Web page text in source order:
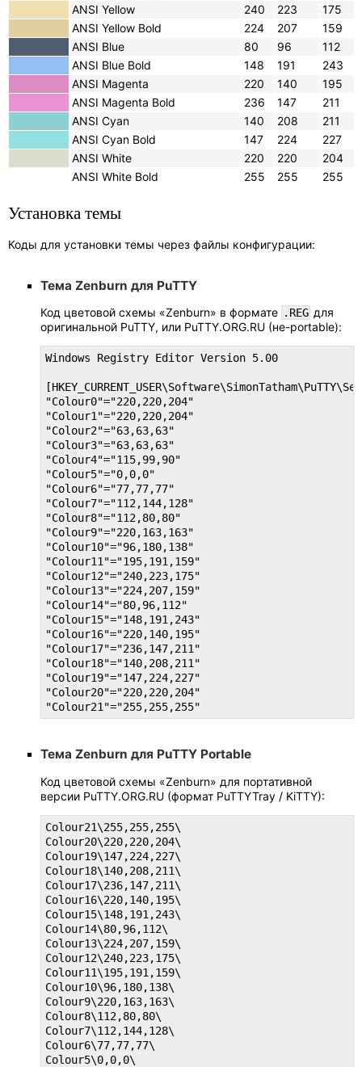
ANSI Yellow
240 223
175
ANSI Yellow Bold
224 207
159
ANSI Blue
80 96
112
ANSI Blue Bold
148 191
243
ANSI Magenta
220 140
195
ANSI Magenta Bold
236 147
211
ANSI Cyan
140 208
211
ANSI Cyan Bold
147 224
227
ANSI White
220 220
204
ANSI White Bold
255 255 255
Установка темы
Коды для установки темы через файлы конфигурации:
Тема Zenburn для PuTTY
Код цветовой схемы «Zenburn» в формате .REG для
оригинальной PuTTY, или PuTTY.ORG.RU (не-portable):
Windows Registry Editor Version 5.00
"Colour0"="220,220,204"
"Colour1"="220,220,204"
"Colour2"="63,63,63"
"Colour3"="63,63,63"
"Colour4"="115,99,90"
"Colour5"="0,0,0"
"Colour6"="77,77,77"
"Colour7"="112,144,128"
"Colour8"="112,80,80"
"Colour9"="220,163,163"
"Colour10"="96,180,138"
"Colour11"="195,191,159"
"Colour12"="240,223,175"
"Colour13"="224,207,159"
"Colour14"="80,96,112"
"Colour15"="148,191,243"
"Colour16"="220,140,195"
"Colour17"="236,147,211"
"Colour18"="140,208,211"
"Colour19"="147,224,227"
"Colour20"="220,220,204"
"Colour21"="255,255,255"
Тема Zenburn для PuTTY Portable
Код цветовой схемы «Zenburn» для портативной
версии PuTTY.ORG.RU (формат PuTTYTray / KiTTY):
Colour21\255,255,255\
Colour20\220,220,204\
Colour19\147,224,227\
Colour18\140,208,211\
Colour17\236,147,211\
Colour16\220,140,195\
Colour15\148,191,243\
Colour14\80,96,112\
Colour13\224,207,159\
Colour12\240,223,175\
Colour11\195,191,159\
Colour10\96,180,138\
Colour9\220,163,163\
Colour8\112,80,80\
Colour7\112,144,128\
Colour6\77,77,77\
Colour5\0,0,0\